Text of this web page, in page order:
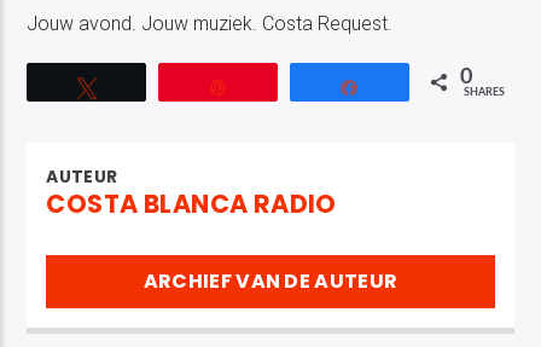
Jouw avond. Jouw muziek. Costa Request.
0
SHARES
AUTEUR
COSTA BLANCA RADIO
ARCHIEF VAN DE AUTEUR